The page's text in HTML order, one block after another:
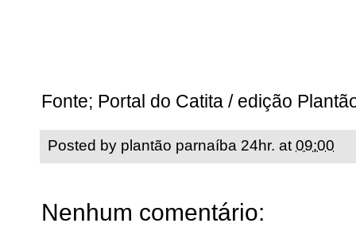
Fonte; Portal do Catita / edição
Posted by plantão parnaíba 24hr. at 09:00
Nenhum comentário: